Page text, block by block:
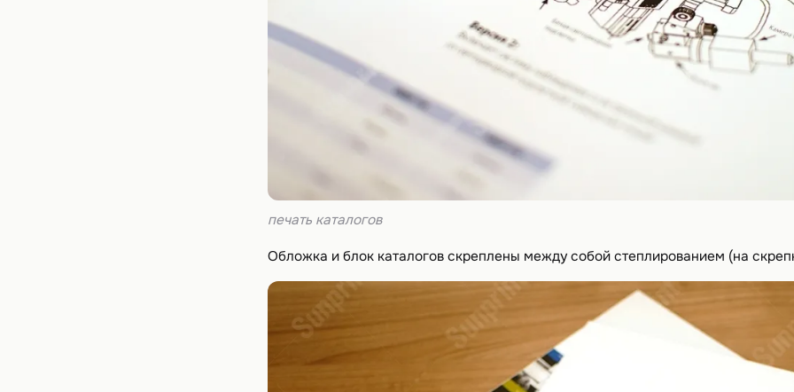
печать каталогов
Обложка и блок каталогов скреплены между собой степлированием (на